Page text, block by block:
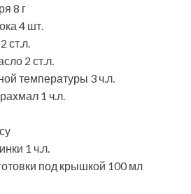
8 г
4 шт.
ст.л.
2 ст.л.
температуры 3 ч.л.
1 ч.л.
1 ч.л.
под крышкой 100 мл